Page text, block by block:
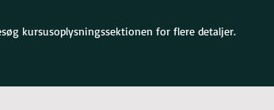
kursusoplysningssektionen for flere detaljer.